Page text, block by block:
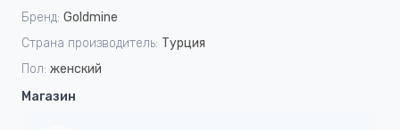
Бренд: Goldmine
Страна производитель: Турция
Пол: женский
Магазин